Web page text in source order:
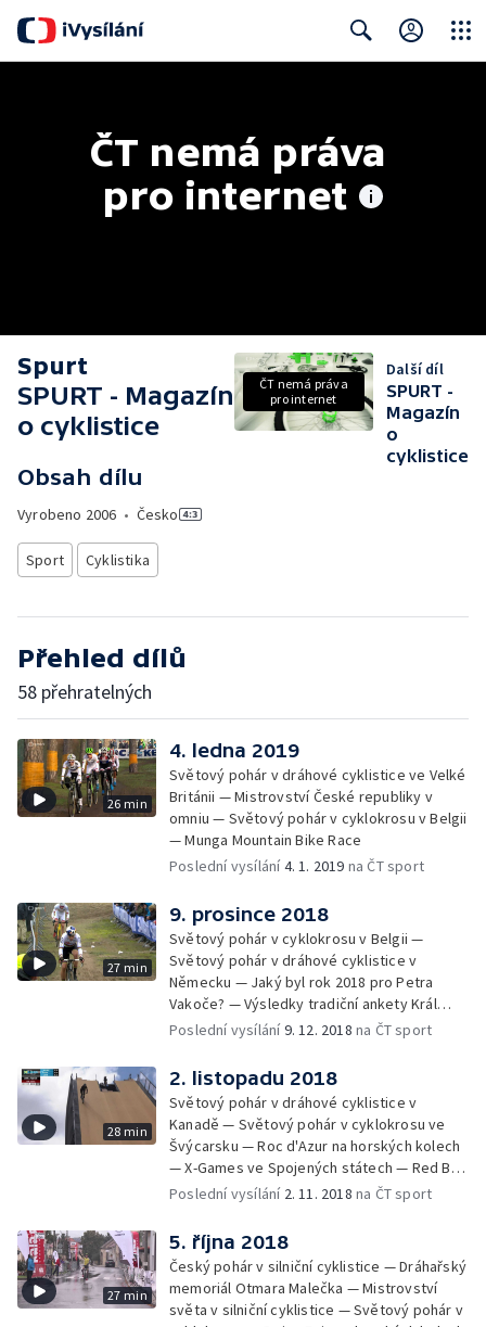
ČT nemá práva
pro internet
Spurt
SPURT - Magazín
o cyklistice
Obsah dílu
Vyrobeno 2006 • Česko
Sport Cyklistika
ČT nemá práva
pro internet
Další díl
SPURT -
Magazín
o
cyklistice
Přehled dílů
58 přehratelných
26 min
4. ledna 2019
Světový pohár v dráhové cyklistice ve Velké
Británii — Mistrovství České republiky v
omniu — Světový pohár v cyklokrosu v Belgii
— Munga Mountain Bike Race
Poslední vysílání4. 1. 2019 na ČT sport
27 min
9. prosince 2018
Světový pohár v cyklokrosu v Belgii —
Světový pohár v dráhové cyklistice v
Německu — Jaký byl rok 2018 pro Petra
Vakoče? — Výsledky tradiční ankety Král
cyklistiky
Poslední vysílání9. 12. 2018 na ČT sport
28 min
2. listopadu 2018
Světový pohár v dráhové cyklistice v
Kanadě — Světový pohár v cyklokrosu ve
Švýcarsku — Roc d'Azur na horských kolech
— X-Games ve Spojených státech — Red Bull
Rampage
Poslední vysílání 2. 11. 2018 na ČT sport
27 min
5. října 2018
Český pohár v silniční cyklistice — Dráhařský
memoriál Otmara Malečka — Mistrovství
světa v silniční cyklistice — Světový pohár v